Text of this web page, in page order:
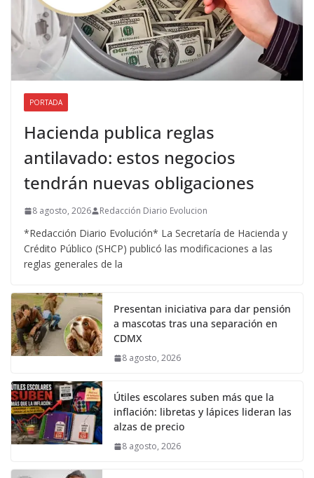
PORTADA
Hacienda publica reglas
antilavado: estos negocios
tendrán nuevas obligaciones
8 agosto, 2026 Redacción Diario Evolucion
*Redacción Diario Evolución* La Secretaría de Hacienda y
Crédito Público (SHCP) publicó las modificaciones a las
reglas generales de la
Presentan iniciativa para dar pensión
a mascotas tras una separación en
CDMX
8 agosto, 2026
Útiles escolares suben más que la
inflación: libretas y lápices lideran las
alzas de precio
8 agosto, 2026